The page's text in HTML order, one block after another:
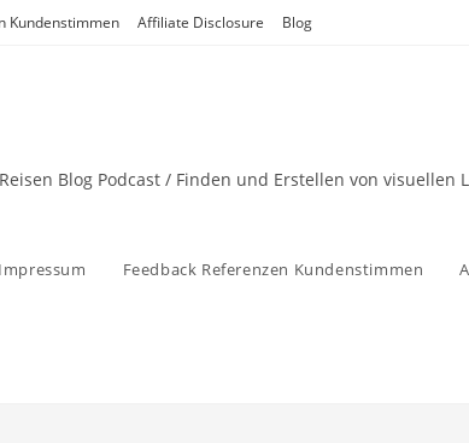
Kundenstimmen Affiliate Disclosure Blog
Blog Podcast / Finden und Erstellen von
Feedback Referenzen Kundenstimmen